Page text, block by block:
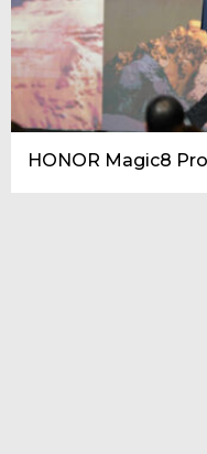
HONOR Magic8